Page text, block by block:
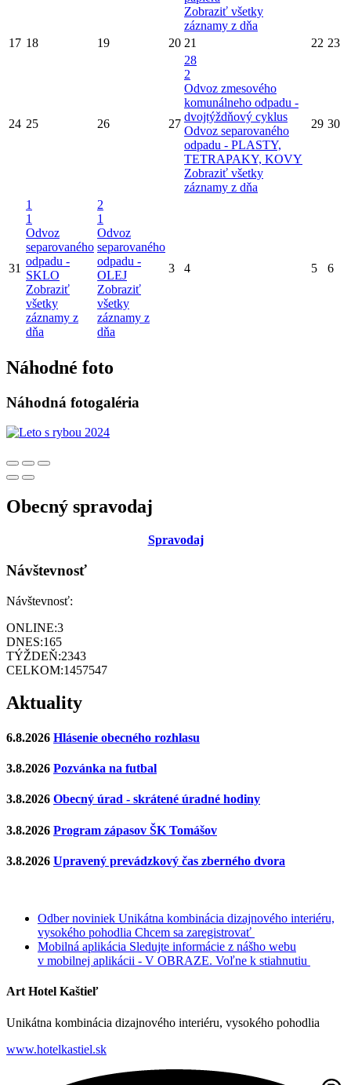
Zobraziť všetky
záznamy z dňa
17 18 19 20 21 22 23
24 25 26 27
28
2
Odvoz zmesového
komunálneho odpadu -
dvojtýždňový cyklus
Odvoz separovaného
odpadu - PLASTY,
TETRAPAKY, KOVY
Zobraziť všetky
záznamy z dňa
29 30
31
1
1
Odvoz
separovaného
odpadu -
SKLO
Zobraziť
všetky
záznamy z
dňa
2
1
Odvoz
separovaného
odpadu -
OLEJ
Zobraziť
všetky
záznamy z
dňa
3 4 5 6
Náhodné foto
Náhodná fotogaléria
Obecný spravodaj
Spravodaj
Návštevnosť
Návštevnosť:
ONLINE:3
DNES:165
TÝŽDEŇ:2343
CELKOM:1457547
Aktuality
6.8.2026 Hlásenie obecného rozhlasu
3.8.2026 Pozvánka na futbal
3.8.2026 Obecný úrad - skrátené úradné hodiny
3.8.2026 Program zápasov ŠK Tomášov
3.8.2026 Upravený prevádzkový čas zberného dvora
Odber noviniek Unikátna kombinácia dizajnového interiéru,
vysokého pohodlia Chcem sa zaregistrovať
Mobilná aplikácia Sledujte informácie z nášho webu
v mobilnej aplikácii - V OBRAZE. Voľne k stiahnutiu
Art Hotel Kaštieľ
Unikátna kombinácia dizajnového interiéru, vysokého pohodlia
www.hotelkastiel.sk